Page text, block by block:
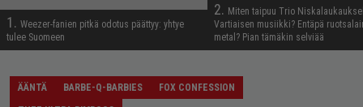
1. Weezer-fanien pitkä odotus päättyy: yhtye
tulee Suomeen
2. Miten taipuu Trio
Vartiaisen musiikki? Entäpä
metal? Pian tämäkin selviää
ÄÄNTÄ BARBE-Q-BARBIES
FOX CONFESSION